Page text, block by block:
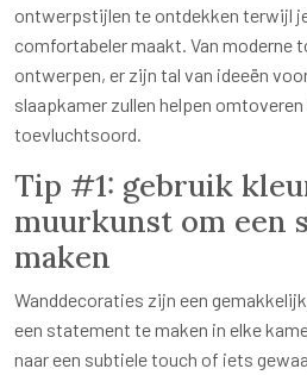
ontwerpstijlen te ontdekken terwijl
comfortabeler maakt. Van moderne
ontwerpen, er zijn tal van ideeën
slaapkamer zullen helpen
toevluchtsoord.
Tip #1: gebruik
muurkunst om een
maken
Wanddecoraties zijn een
een statement te maken in elke
naar een subtiele touch of iets